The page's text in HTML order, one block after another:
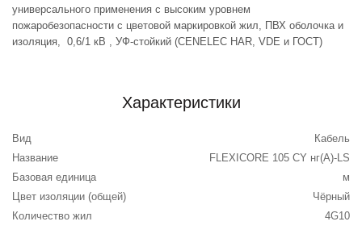
универсального применения с высоким уровнем
пожаробезопасности с цветовой маркировкой жил, ПВХ оболочка и
изоляция, 0,6/1 кВ , УФ-стойкий (CENELEC HAR, VDE и ГОСТ)
Характеристики
Вид
Кабель
Название
FLEXICORE 105 CY нг(А)-LS
Базовая единица
м
Цвет изоляции (общей)
Чёрный
Количество жил
4G10